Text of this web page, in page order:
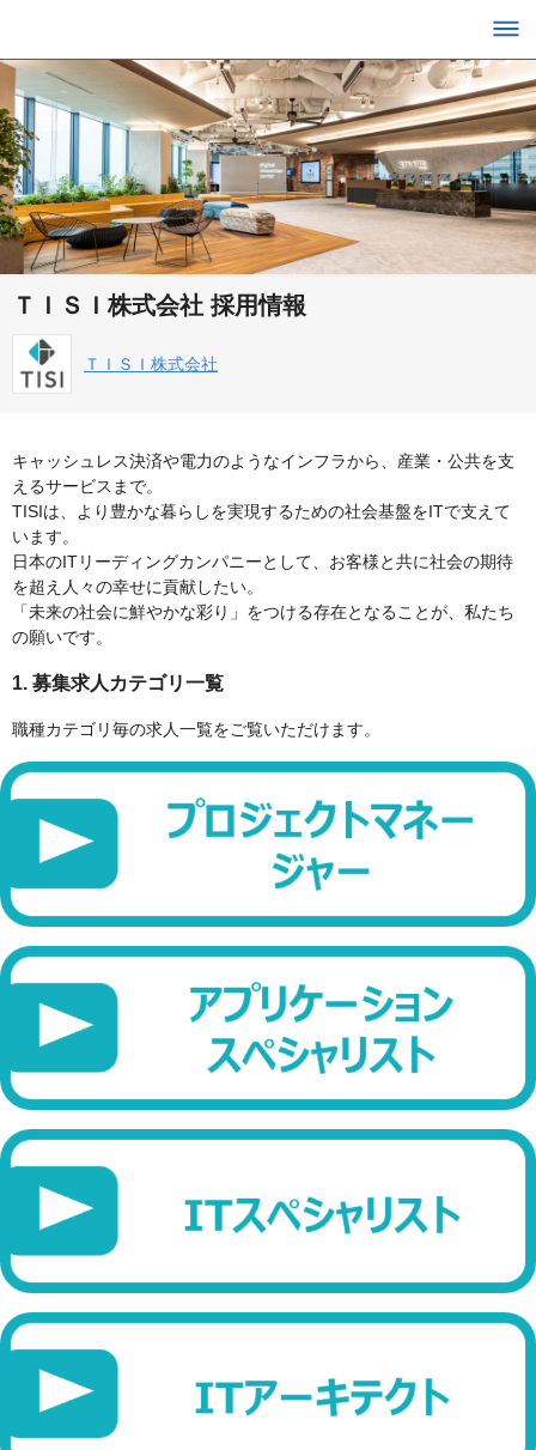
ＴＩＳＩ株式会社 採用情報
ＴＩＳＩ株式会社
キャッシュレス決済や電力のようなインフラから、産業・公共を支
えるサービスまで。
TISIは、より豊かな暮らしを実現するための社会基盤をITで支えて
います。
日本のITリーディングカンパニーとして、お客様と共に社会の期待
を超え人々の幸せに貢献したい。
「未来の社会に鮮やかな彩り」をつける存在となることが、私たち
の願いです。
1. 募集求人カテゴリ一覧
職種カテゴリ毎の求人一覧をご覧いただけます。